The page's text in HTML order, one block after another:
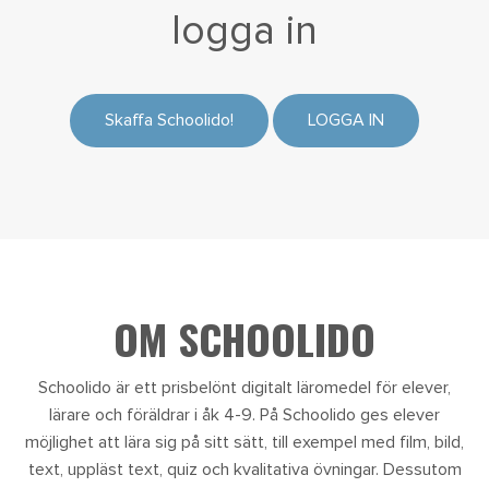
logga in
Skaffa Schoolido! LOGGA IN
OM SCHOOLIDO
Schoolido är ett prisbelönt digitalt läromedel för elever,
lärare och föräldrar i åk 4-9. På Schoolido ges elever
möjlighet att lära sig på sitt sätt, till exempel med film, bild,
text, uppläst text, quiz och kvalitativa övningar. Dessutom